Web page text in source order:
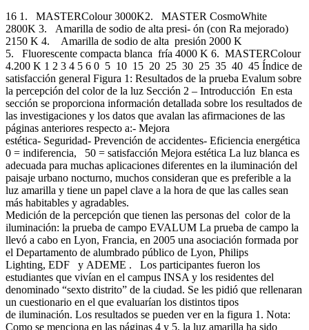
16 1. MASTERColour 3000K2. MASTER CosmoWhite
2800K 3. Amarilla de sodio de alta presi- ón (con Ra mejorado)
2150 K 4. Amarilla de sodio de alta presión 2000 K
5. Fluorescente compacta blanca fría 4000 K 6. MASTERColour
4.200 K 1 2 3 4 5 6 0 5 10 15 20 25 30 25 35 40 45 Índice de
satisfacción general Figura 1: Resultados de la prueba Evalum sobre
la percepción del color de la luz Sección 2 – Introducción En esta
sección se proporciona información detallada sobre los resultados de
las investigaciones y los datos que avalan las afirmaciones de las
páginas anteriores respecto a:- Mejora
estética- Seguridad- Prevención de accidentes- Eficiencia energética
0 = indiferencia, 50 = satisfacción Mejora estética La luz blanca es
adecuada para muchas aplicaciones diferentes en la iluminación del
paisaje urbano nocturno, muchos consideran que es preferible a la
luz amarilla y tiene un papel clave a la hora de que las calles sean
más habitables y agradables.
Medición de la percepción que tienen las personas del color de la
iluminación: la prueba de campo EVALUM La prueba de campo la
llevó a cabo en Lyon, Francia, en 2005 una asociación formada por
el Departamento de alumbrado público de Lyon, Philips
Lighting, EDF y ADEME . Los participantes fueron los
estudiantes que vivían en el campus INSA y los residentes del
denominado “sexto distrito” de la ciudad. Se les pidió que rellenaran
un cuestionario en el que evaluarían los distintos tipos
de iluminación. Los resultados se pueden ver en la figura 1. Nota:
Como se menciona en las páginas 4 y 5, la luz amarilla ha sido